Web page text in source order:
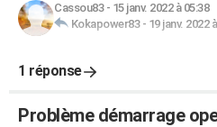
Cassou83- 15 janv. 2022 à 05:38
Kokapower83- 19 janv. 2022
1 réponse
Problème démarrage